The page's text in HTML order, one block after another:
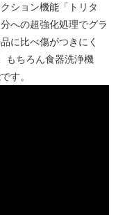
ション機能「トリタ
への超強化処理でグラ
に比べ傷がつきにく
もちろん食器洗浄機
す。